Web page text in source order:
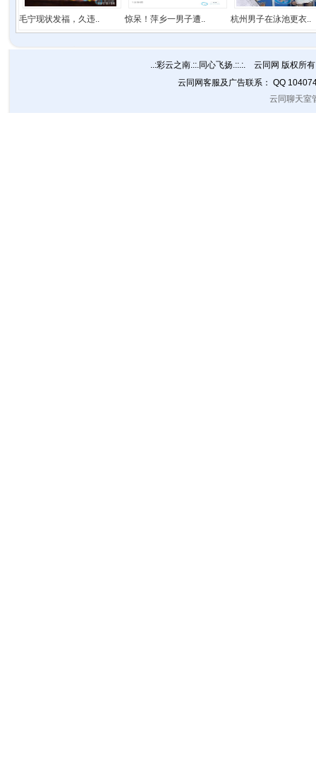
毛宁现状发福，久违.. 惊呆！萍乡一男子遭.. 杭州男子在泳池更衣..
..:彩云之南.::.同心飞扬.::.:. 云同网 版权所
云同网客服及广告联系： QQ
云同聊天室